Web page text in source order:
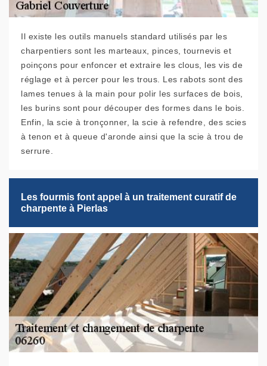
Il existe les outils manuels standard utilisés par les
charpentiers sont les marteaux, pinces, tournevis et
poinçons pour enfoncer et extraire les clous, les vis de
réglage et à percer pour les trous. Les rabots sont des
lames tenues à la main pour polir les surfaces de bois,
les burins sont pour découper des formes dans le bois.
Enfin, la scie à tronçonner, la scie à refendre, des scies
à tenon et à queue d'aronde ainsi que la scie à trou de
serrure.
Les fourmis font appel à un traitement curatif de
charpente à Pierlas